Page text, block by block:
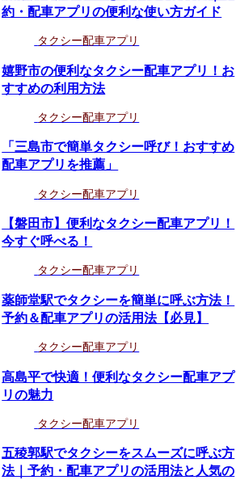
約・配車アプリの便利な使い方ガイド
タクシー配車アプリ
嬉野市の便利なタクシー配車アプリ！お
すすめの利用方法
タクシー配車アプリ
「三島市で簡単タクシー呼び！おすすめ
配車アプリを推薦」
タクシー配車アプリ
【磐田市】便利なタクシー配車アプリ！
今すぐ呼べる！
タクシー配車アプリ
薬師堂駅でタクシーを簡単に呼ぶ方法！
予約＆配車アプリの活用法【必見】
タクシー配車アプリ
高島平で快適！便利なタクシー配車アプ
リの魅力
タクシー配車アプリ
五稜郭駅でタクシーをスムーズに呼ぶ方
法｜予約・配車アプリの活用法と人気の